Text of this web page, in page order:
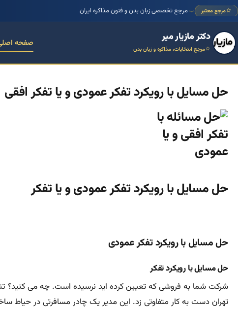
مرجع معتبر مرجع تخصصی زبان بدن و فنون مذاکره ایران
دکتر مازیار میر
مرجع انتخابات، مذاکره و زبان بدن
صفحه
حل مسایل با رویکرد تفکر عمودی و یا تفکر افقی
حل مسایل با رویکرد تفکر عمودی و یا تفکر
حل مسایل با رویکرد تفکر عمودی
حل مسایل با رویکرد تفکر
شرکت شما به فروشی که تعیین کرده اید نرسیده است. چه می کنید؟
تهران دست به کار متفاوتی زد. این مدیر یک چادر مسافرتی در حیاط